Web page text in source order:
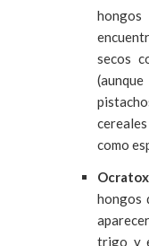
secos
como
hongos
trigo y